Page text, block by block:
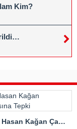
Kim?
İYİ Parti Trabzon Gençlik Kolları Başkanı Hasan Kağan Çakıroğlu’ndan Mattia Ahmet Minguzzi Davasına Tepki